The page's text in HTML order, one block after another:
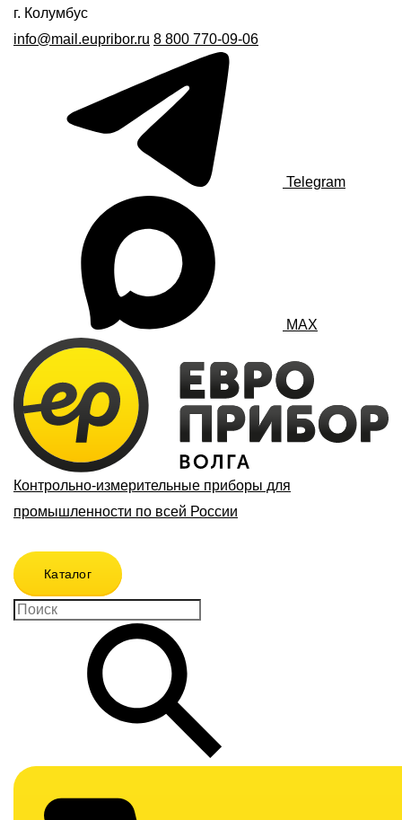
г. Колумбус
info@mail.eupribor.ru 8 800 770-09-06
Telegram
MAX
Контрольно-измерительные приборы для
промышленности по всей России
Каталог